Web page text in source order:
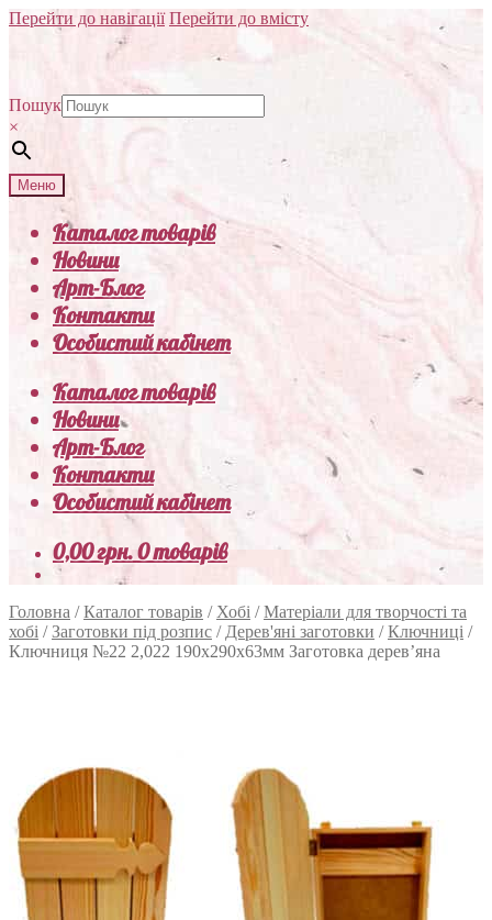
Перейти до навігації Перейти до вмісту
Пошук
×
Меню
Каталог товарів
Новини
Арт-Блог
Контакти
Особистий кабінет
Каталог товарів
Новини
Арт-Блог
Контакти
Особистий кабінет
0,00грн.0 товарів
Головна /Каталог товарів / Хобі /Матеріали для творчості та
хобі /Заготовки під розпис / Дерев'яні заготовки /Ключниці /
Ключниця №22 2,022 190х290х63мм Заготовка дерев’яна